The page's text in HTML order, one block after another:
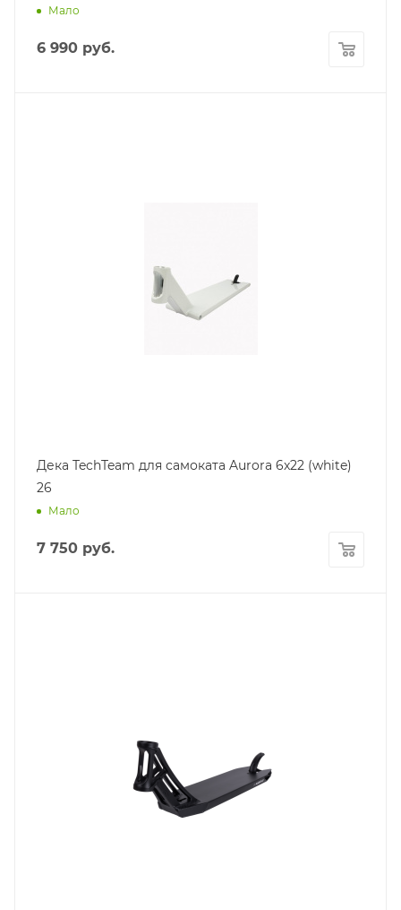
Мало
6 990 руб.
Дека TechTeam для самоката Aurora 6x22 (white)
26
Мало
7 750 руб.